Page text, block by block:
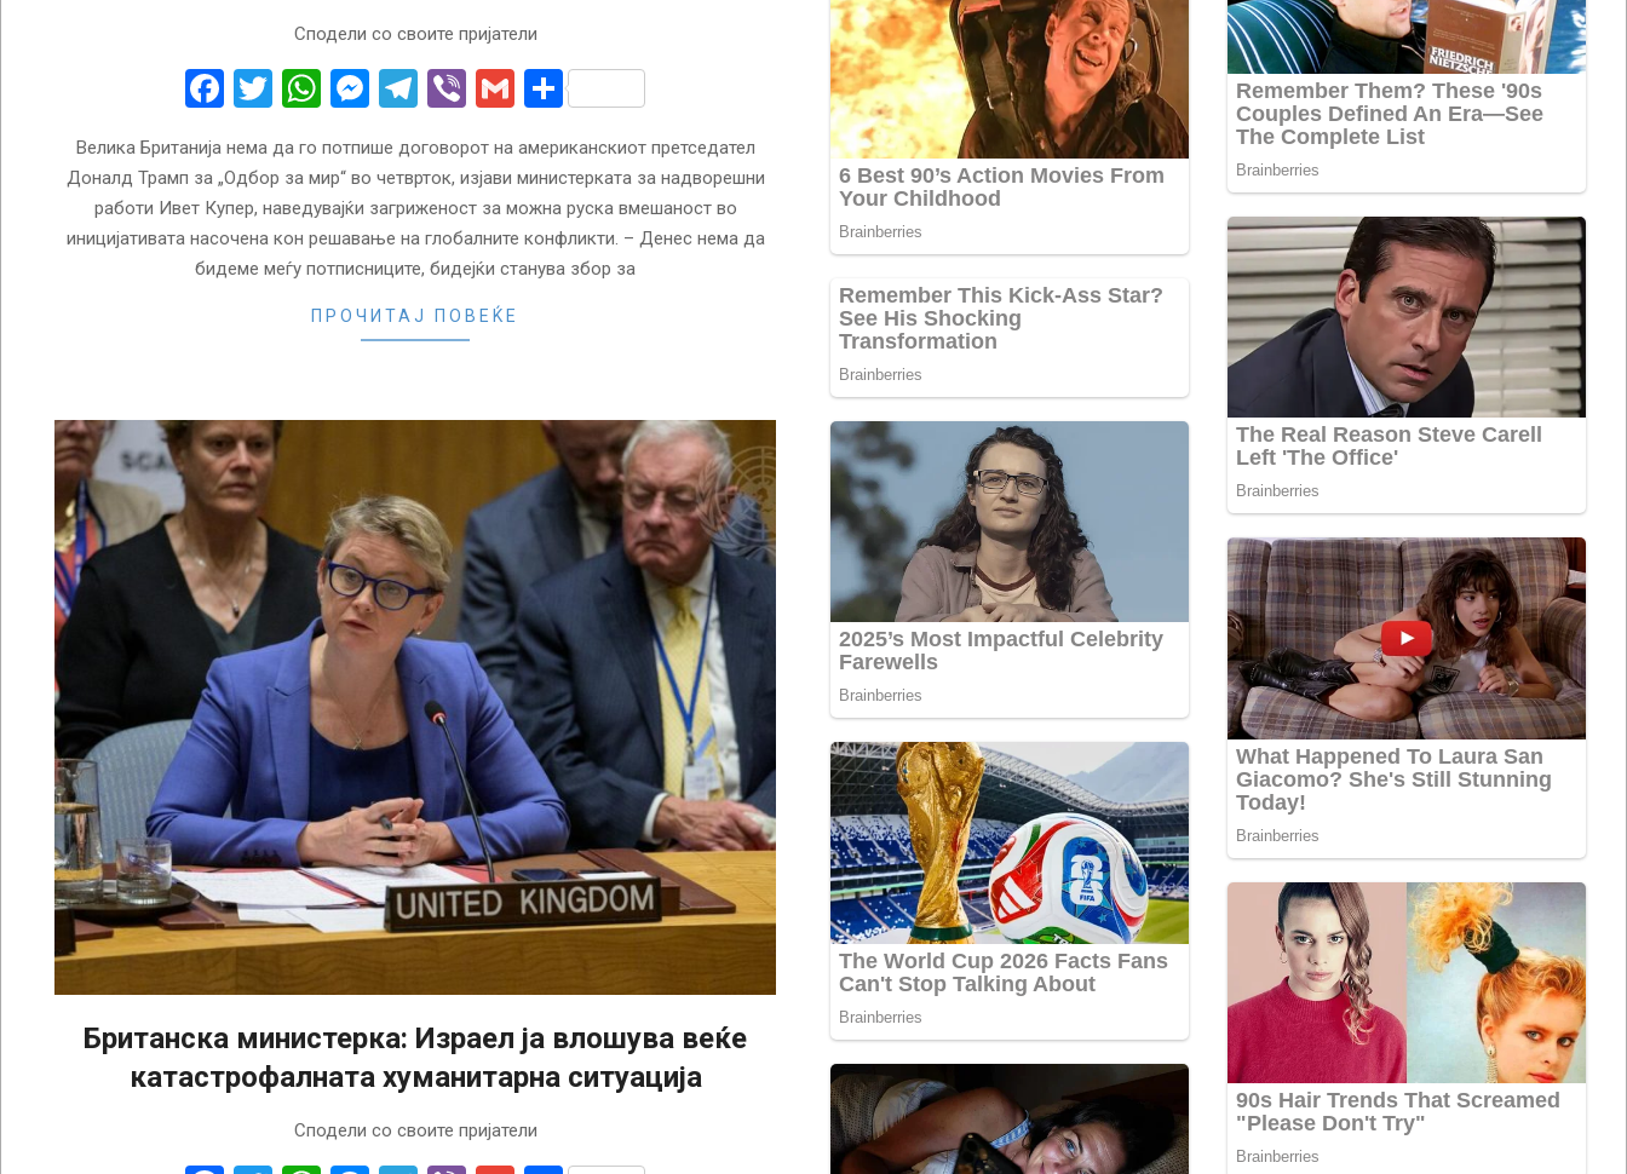
Сподели со своите пријатели
Facebook
Twitter
WhatsApp
Messenger
Telegram
ViberGmailShare
Велика Британија нема да го потпише договорот на американскиот претседател
Доналд Трамп за „Одбор за мир“ во четврток, изјави министерката за надворешни
работи Ивет Купер, наведувајќи загриженост за можна руска вмешаност во
иницијативата насочена кон решавање на глобалните конфликти. – Денес нема да
бидеме меѓу потписниците, бидејќи станува збор за
ПРОЧИТАЈ ПОВЕЌЕ
Британска министерка: Израел ја влошува веќе
катастрофалната хуманитарна ситуација
Сподели со своите пријатели